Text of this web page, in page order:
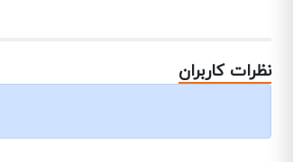
نظرات کاربران